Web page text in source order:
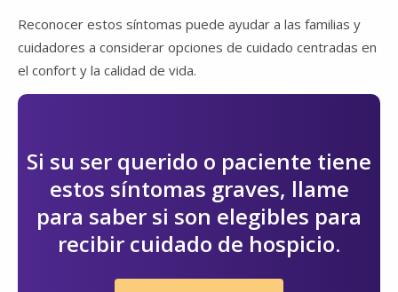
Reconocer estos síntomas puede ayudar a las familias y
cuidadores a considerar opciones de cuidado centradas en
el confort y la calidad de vida.
Si su ser querido o paciente tiene
estos síntomas graves, llame
para saber si son elegibles para
recibir cuidado de hospicio.